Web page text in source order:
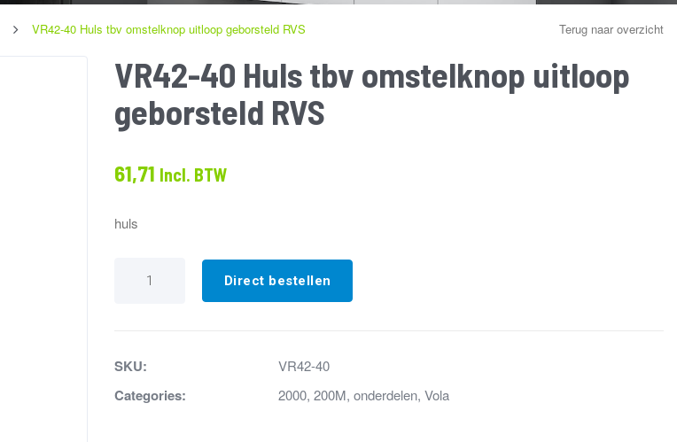
VR42-40 Huls tbv omstelknop uitloop geborsteld RVS Terug naar overzicht
VR42-40 Huls tbv omstelknop uitloop
geborsteld RVS
61,71 Incl. BTW
huls
geborsteld
RVS
aantal
Direct bestellen
SKU: VR42-40
Categories: 2000,200M,onderdelen,Vola